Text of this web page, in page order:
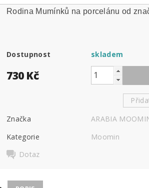
Rodina Mumínků na porcelánu od
Dostupnost skladem
730 Kč
Značka
ARABIA
Kategorie
Moomin
Dotaz